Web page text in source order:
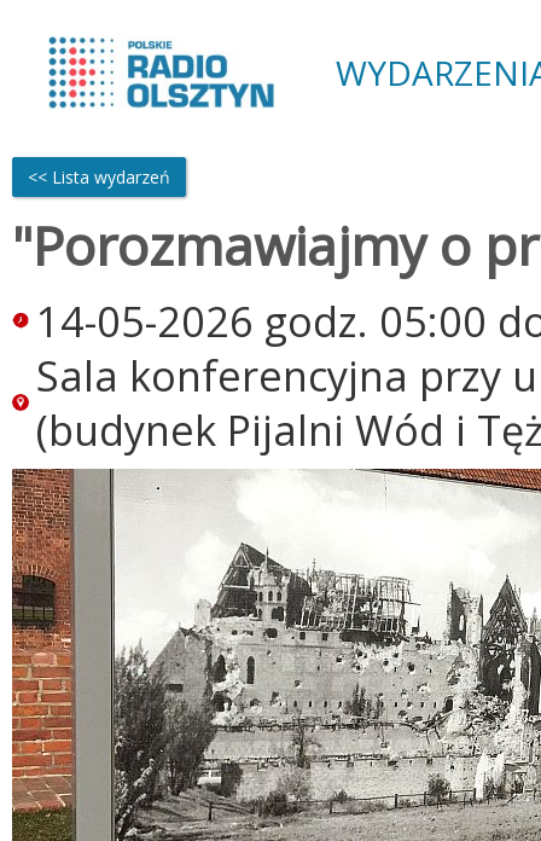
<< Lista wydarzeń
"Porozmawiajmy o
14-05-2026 godz. 05:00
Sala konferencyjna przy
(budynek Pijalni Wód i